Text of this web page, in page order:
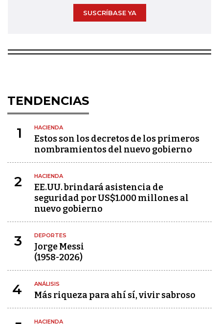
SUSCRÍBASE YA
TENDENCIAS
1 HACIENDA
Estos son los decretos de los primeros
nombramientos del nuevo gobierno
2 HACIENDA
EE.UU. brindará asistencia de
seguridad por US$1.000 millones al
nuevo gobierno
3 DEPORTES
Jorge Messi
(1958-2026)
4 ANÁLISIS
Más riqueza para ahí sí, vivir sabroso
HACIENDA